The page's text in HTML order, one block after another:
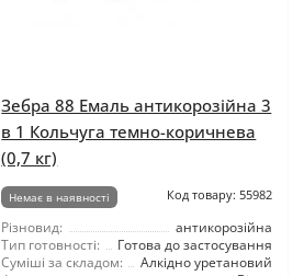
Зебра 88 Емаль антикорозійна 3
в 1 Кольчуга темно-коричнева
(0,7 кг)
Немає в наявності Код товару: 55982
Різновид:
антикорозійна
Тип готовності:
Готова до застосування
Суміші за складом:
Алкідно уретановий